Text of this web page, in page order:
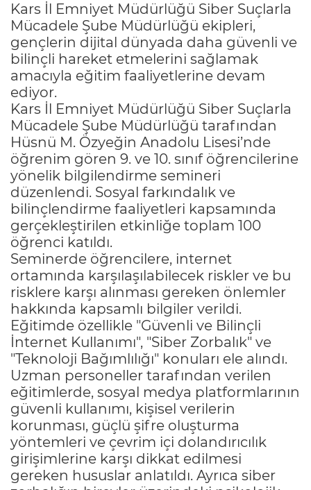
Kars İl Emniyet Müdürlüğü Siber Suçlarla
Mücadele Şube Müdürlüğü ekipleri,
gençlerin dijital dünyada daha güvenli ve
bilinçli hareket etmelerini sağlamak
amacıyla eğitim faaliyetlerine devam
ediyor.
Kars İl Emniyet Müdürlüğü Siber Suçlarla
Mücadele Şube Müdürlüğü tarafından
Hüsnü M. Özyeğin Anadolu Lisesi’nde
öğrenim gören 9. ve 10. sınıf öğrencilerine
yönelik bilgilendirme semineri
düzenlendi. Sosyal farkındalık ve
bilinçlendirme faaliyetleri kapsamında
gerçekleştirilen etkinliğe toplam 100
öğrenci katıldı.
Seminerde öğrencilere, internet
ortamında karşılaşılabilecek riskler ve bu
risklere karşı alınması gereken önlemler
hakkında kapsamlı bilgiler verildi.
Eğitimde özellikle "Güvenli ve Bilinçli
İnternet Kullanımı", "Siber Zorbalık" ve
"Teknoloji Bağımlılığı" konuları ele alındı.
Uzman personeller tarafından verilen
eğitimlerde, sosyal medya platformlarının
güvenli kullanımı, kişisel verilerin
korunması, güçlü şifre oluşturma
yöntemleri ve çevrim içi dolandırıcılık
girişimlerine karşı dikkat edilmesi
gereken hususlar anlatıldı. Ayrıca siber